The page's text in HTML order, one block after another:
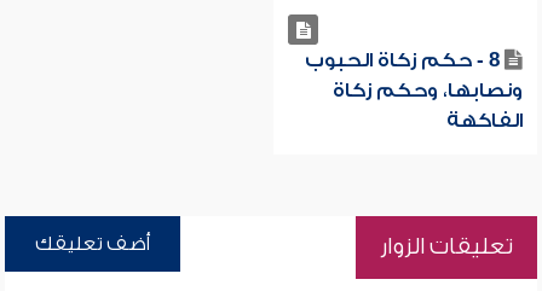
8 - حكم زكاة الحبوب
ونصابها، وحكم زكاة
الفاكهة
تعليقات الزوار أضف تعليقك